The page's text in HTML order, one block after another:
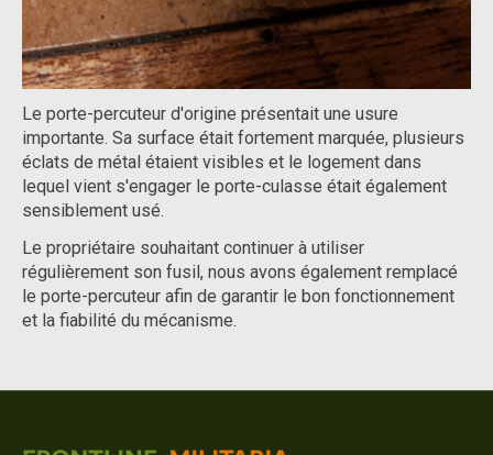
Le porte-percuteur d'origine présentait une usure
importante. Sa surface était fortement marquée, plusieurs
éclats de métal étaient visibles et le logement dans
lequel vient s'engager le porte-culasse était également
sensiblement usé.
Le propriétaire souhaitant continuer à utiliser
régulièrement son fusil, nous avons également remplacé
le porte-percuteur afin de garantir le bon fonctionnement
et la fiabilité du mécanisme.